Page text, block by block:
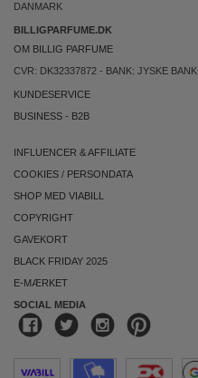
DANMARK
BILLIGPARFUME.DK
OM BILLIG PARFUME
CVR: DK32337872 - BANK: JYSKE BANK
KUNDESERVICE
BUSINESS - B2B
INFLUENCER & AFFILIATE
COOKIES / PERSONDATA
SHOP MED VIABILL
COPYRIGHT
GAVEKORT
BLACK FRIDAY 2025
E-MÆRKET
SOCIAL MEDIA